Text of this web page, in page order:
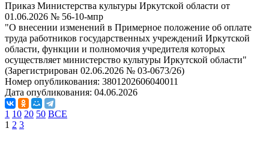
Приказ Министерства культуры Иркутской области от
01.06.2026 № 56-10-мпр
"О внесении изменений в Примерное положение об оплате
труда работников государственных учреждений Иркутской
области, функции и полномочия учредителя которых
осуществляет министерство культуры Иркутской области"
(Зарегистрирован 02.06.2026 № 03-0673/26)
Номер опубликования: 3801202606040011
Дата опубликования: 04.06.2026
1 10 20 50 ВСЕ
1 2 3